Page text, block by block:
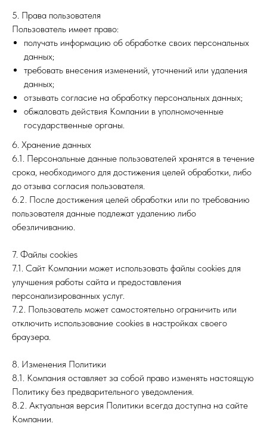
5. Права пользователя
Пользователь имеет право:
получать информацию об обработке своих персональных
данных;
требовать внесения изменений, уточнений или удаления
данных;
отзывать согласие на обработку персональных данных;
обжаловать действия Компании в уполномоченные
государственные органы.
6. Хранение данных
6.1. Персональные данные пользователей хранятся в течение
срока, необходимого для достижения целей обработки, либо
до отзыва согласия пользователя.
6.2. После достижения целей обработки или по требованию
пользователя данные подлежат удалению либо
обезличиванию.
7. Файлы cookies
7.1. Сайт Компании может использовать файлы cookies для
улучшения работы сайта и предоставления
персонализированных услуг.
7.2. Пользователь может самостоятельно ограничить или
отключить использование cookies в настройках своего
браузера.
8. Изменения Политики
8.1. Компания оставляет за собой право изменять настоящую
Политику без предварительного уведомления.
8.2. Актуальная версия Политики всегда доступна на сайте
Компании.